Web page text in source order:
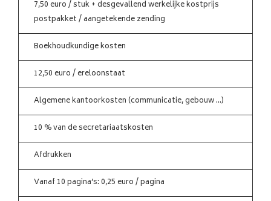
7,50 euro / stuk + desgevallend werkelijke kostprijs
postpakket / aangetekende zending
Boekhoudkundige kosten
12,50 euro / ereloonstaat
Algemene kantoorkosten (communicatie, gebouw …)
10 % van de secretariaatskosten
Afdrukken
Vanaf 10 pagina’s: 0,25 euro / pagina